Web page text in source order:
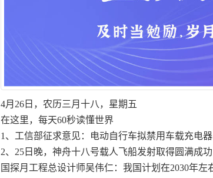
4月26日，农历三月十八，星期五
在这里，每天60秒读懂世界
1、工信部征求意见：电动自行车拟禁用车载充电器
2、25日晚，神舟十八号载人飞船发射取得圆满成
国探月工程总设计师吴伟仁：我国计划在2030年左